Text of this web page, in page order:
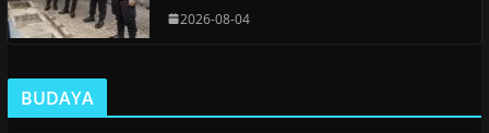
2026-08-04
BUDAYA